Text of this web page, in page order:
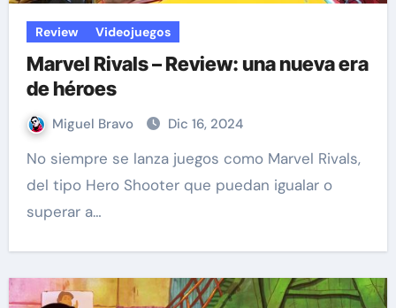
Review Videojuegos
Marvel Rivals – Review: una nueva era
de héroes
Miguel Bravo Dic 16, 2024
No siempre se lanza juegos como Marvel Rivals,
del tipo Hero Shooter que puedan igualar o
superar a…